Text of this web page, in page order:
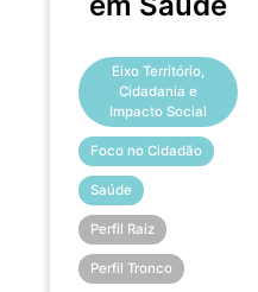
Eixo Território,
Cidadania e
Impacto Social
Foco no Cidadão
Saúde
Perfil Raiz
Perfil Tronco